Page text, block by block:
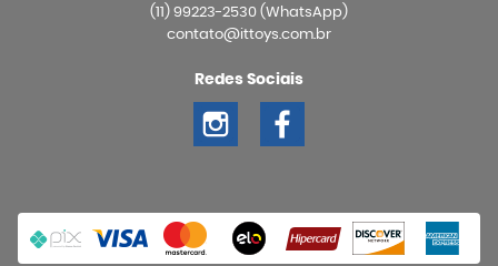
(11) 99223-2530 (WhatsApp)
contato@ittoys.com.br
Redes Sociais